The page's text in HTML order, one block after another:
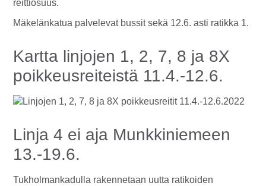
reittiosuus.
Mäkelänkatua palvelevat bussit sekä 12.6. asti ratikka 1.
Kartta linjojen 1, 2, 7, 8 ja 8X
poikkeusreiteistä 11.4.-12.6.
Linja 4 ei aja Munkkiniemeen
13.-19.6.
Tukholmankadulla rakennetaan uutta ratikoiden